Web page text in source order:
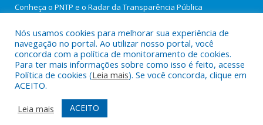
Conheça o PNTP e o Radar da Transparência Pública
Todos os direitos reservados a Câmara Municipal de São João de
Pirabas.
Mapa do Site
Acessar Área Administrativa
Acessar Webmail
Nós usamos cookies para melhorar sua experiência de
navegação no portal. Ao utilizar nosso portal, você
concorda com a política de monitoramento de cookies.
Para ter mais informações sobre como isso é feito, acesse
Política de cookies (Leia mais). Se você concorda, clique em
ACEITO.
Leia mais
ACEITO